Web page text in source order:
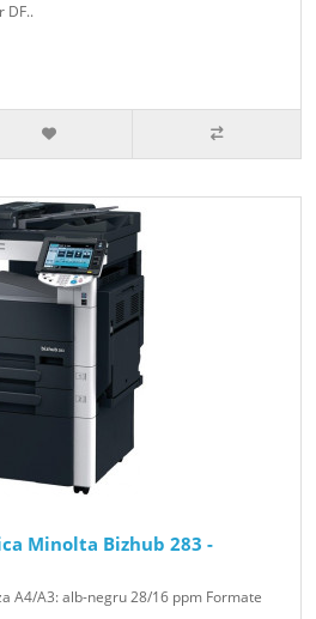
DF..
Minolta Bizhub 283 -
A4/A3: alb-negru 28/16 ppm Formate